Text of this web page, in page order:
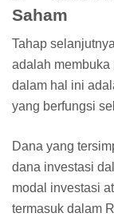
Saham
Tahap
adalah membuka
dalam hal ini
yang berfungsi
Dana yang
dana investasi
modal investasi
termasuk dalam